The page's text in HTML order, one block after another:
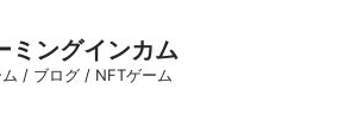
ミングインカム
/ ブログ / NFTゲーム